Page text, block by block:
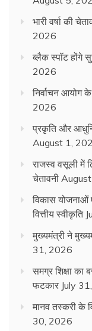
भारी वर्षा की
2026
ब्लैक स्पॉट होंगे
2026
निर्वाचन आयोग
2026
प्रकृति और
August 1,
राजस्व वसूली में
चेतावनी
विकास योजनाओं
वित्तीय स्वीकृति
मुख्यमंत्री ने
31, 2026
समग्र शिक्षा का
फटकार July
मानव तस्करी के
30, 2026